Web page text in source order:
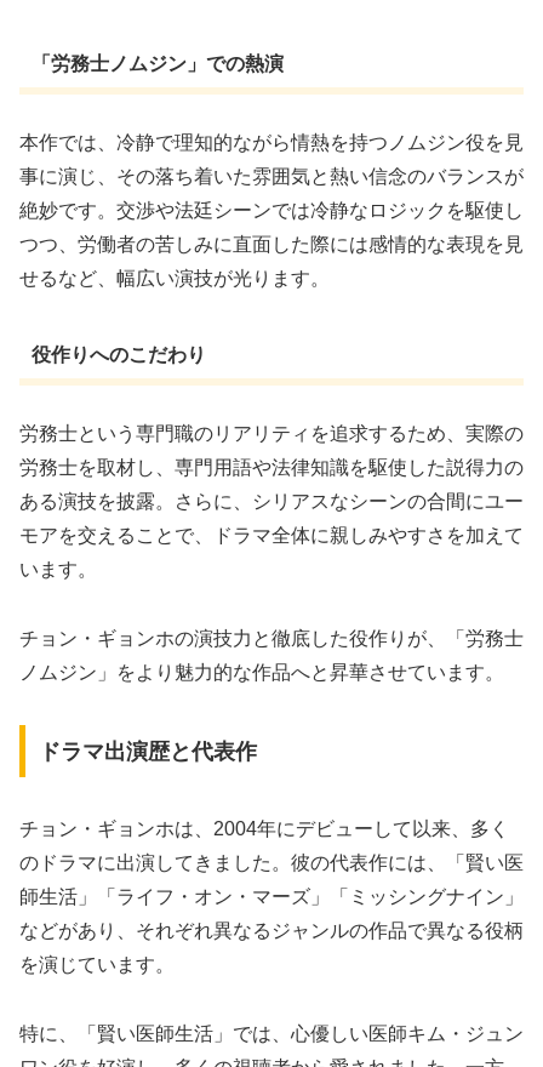
「労務士ノムジン」での熱演
本作では、冷静で理知的ながら情熱を持つノムジン役を見
事に演じ、その落ち着いた雰囲気と熱い信念のバランスが
絶妙です。交渉や法廷シーンでは冷静なロジックを駆使し
つつ、労働者の苦しみに直面した際には感情的な表現を見
せるなど、幅広い演技が光ります。
役作りへのこだわり
労務士という専門職のリアリティを追求するため、実際の
労務士を取材し、専門用語や法律知識を駆使した説得力の
ある演技を披露。さらに、シリアスなシーンの合間にユー
モアを交えることで、ドラマ全体に親しみやすさを加えて
います。
チョン・ギョンホの演技力と徹底した役作りが、「労務士
ノムジン」をより魅力的な作品へと昇華させています。
ドラマ出演歴と代表作
チョン・ギョンホは、2004年にデビューして以来、多く
のドラマに出演してきました。彼の代表作には、「賢い医
師生活」「ライフ・オン・マーズ」「ミッシングナイン」
などがあり、それぞれ異なるジャンルの作品で異なる役柄
を演じています。
特に、「賢い医師生活」では、心優しい医師キム・ジュン